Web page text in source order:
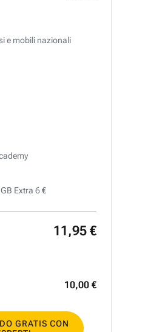
e mobili nazionali
Extra 6 €
11 ,95 €
10,00 €
GRATIS CON